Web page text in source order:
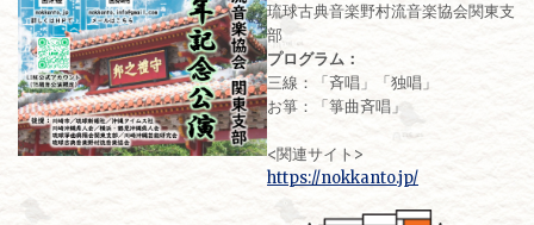
琉球古典音楽野村流音楽協会関東支
部
プログラム：
三線：「斉唱」「独唱」
お箏：「箏曲斉唱」
<関連サイト>
https://nokkanto.jp/